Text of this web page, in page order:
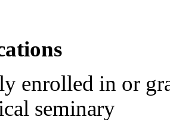
enrolled in or
seminary